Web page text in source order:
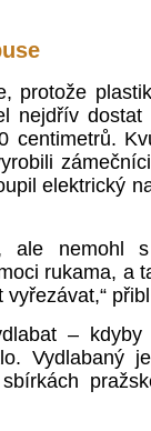
protože
nejdřív dostat
centimetrů.
elektrický
ale nemohl
rukama, a
– kdyby
Vydlabaný